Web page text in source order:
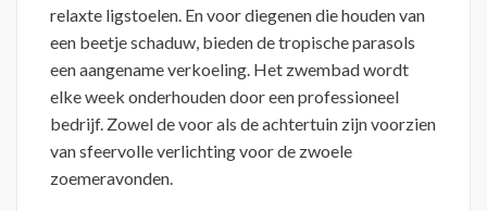
relaxte ligstoelen. En voor diegenen die houden van
een beetje schaduw, bieden de tropische parasols
een aangename verkoeling. Het zwembad wordt
elke week onderhouden door een professioneel
bedrijf. Zowel de voor als de achtertuin zijn voorzien
van sfeervolle verlichting voor de zwoele
zoemeravonden.